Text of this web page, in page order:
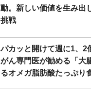
動。新しい価値を生み出
挑戦
パカッと開けて週に1、2
がん専門医が勧める「大
るオメガ脂肪酸たっぷり